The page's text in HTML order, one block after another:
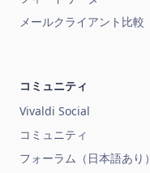
メールクライアント比較
コミュニティ
Vivaldi Social
コミュニティ
フォーラム（日本語あり）